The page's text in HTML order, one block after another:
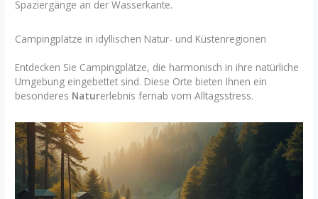
Spaziergänge an der Wasserkante.
Campingplätze in idyllischen Natur- und Küstenregionen
Entdecken Sie Campingplätze, die harmonisch in ihre natürliche
Umgebung eingebettet sind. Diese Orte bieten Ihnen ein
besonderes Naturerlebnis fernab vom Alltagsstress.